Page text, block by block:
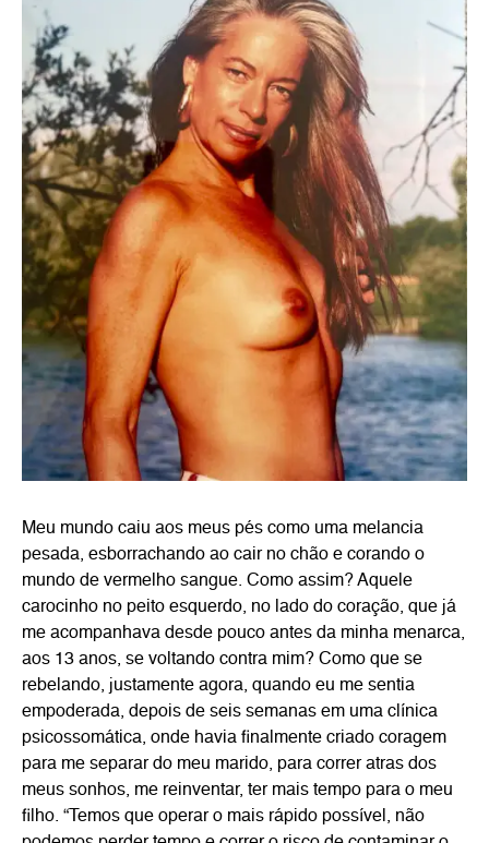
Meu mundo caiu aos meus pés como uma melancia
pesada, esborrachando ao cair no chão e corando o
mundo de vermelho sangue. Como assim? Aquele
carocinho no peito esquerdo, no lado do coração, que já
me acompanhava desde pouco antes da minha menarca,
aos 13 anos, se voltando contra mim? Como que se
rebelando, justamente agora, quando eu me sentia
empoderada, depois de seis semanas em uma clínica
psicossomática, onde havia finalmente criado coragem
para me separar do meu marido, para correr atras dos
meus sonhos, me reinventar, ter mais tempo para o meu
filho. “Temos que operar o mais rápido possível, não